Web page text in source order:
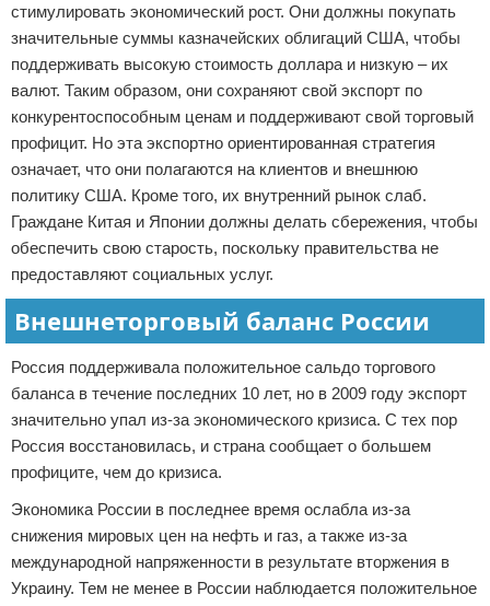
стимулировать экономический рост. Они должны покупать
значительные суммы казначейских облигаций США, чтобы
поддерживать высокую стоимость доллара и низкую – их
валют. Таким образом, они сохраняют свой экспорт по
конкурентоспособным ценам и поддерживают свой торговый
профицит. Но эта экспортно ориентированная стратегия
означает, что они полагаются на клиентов и внешнюю
политику США. Кроме того, их внутренний рынок слаб.
Граждане Китая и Японии должны делать сбережения, чтобы
обеспечить свою старость, поскольку правительства не
предоставляют социальных услуг.
Внешнеторговый баланс России
Россия поддерживала положительное сальдо торгового
баланса в течение последних 10 лет, но в 2009 году экспорт
значительно упал из-за экономического кризиса. С тех пор
Россия восстановилась, и страна сообщает о большем
профиците, чем до кризиса.
Экономика России в последнее время ослабла из-за
снижения мировых цен на нефть и газ, а также из-за
международной напряженности в результате вторжения в
Украину. Тем не менее в России наблюдается положительное